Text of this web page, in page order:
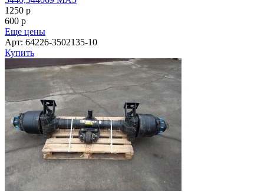
1250 p
600 p
Еще цены
Арт: 64226-3502135-10
Купить